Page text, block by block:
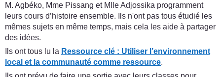
M. Agbéko, Mme Pissang et Mlle Adjossika programment
leurs cours d’histoire ensemble. Ils n'ont pas tous étudié les
mêmes sujets en même temps, mais cela les aide à partager
des idées.
Ils ont tous lu la Ressource clé : Utiliser l’environnement
local et la communauté comme ressource.